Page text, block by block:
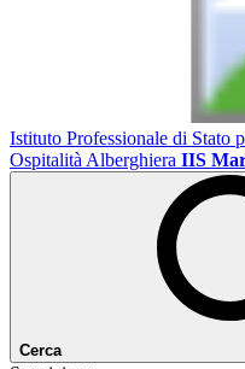
Istituto Professionale di Stato
Ospitalità Alberghiera IIS
Cerca